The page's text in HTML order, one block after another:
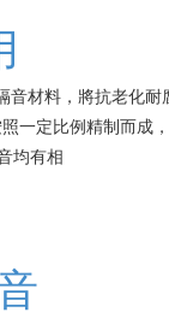
音材料，將抗老化耐
比例精制而成
均有相